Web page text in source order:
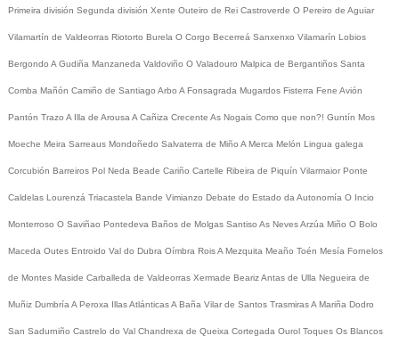
Primeira división Segunda división Xente Outeiro de Rei Castroverde O Pereiro de Aguiar
Vilamartín de Valdeorras Riotorto Burela O Corgo Becerreá Sanxenxo Vilamarín Lobios
Bergondo A Gudiña Manzaneda Valdoviño O Valadouro Malpica de Bergantiños Santa
Comba Mañón Camiño de Santiago Arbo A Fonsagrada Mugardos Fisterra Fene Avión
Pantón Trazo A Illa de Arousa A Cañiza Crecente As Nogais Como que non?! Guntín Mos
Moeche Meira Sarreaus Mondoñedo Salvaterra de Miño A Merca Melón Lingua galega
Corcubión Barreiros Pol Neda Beade Cariño Cartelle Ribeira de Piquín Vilarmaior Ponte
Caldelas Lourenzá Triacastela Bande Vimianzo Debate do Estado da Autonomía O Incio
Monterroso O Saviñao Pontedeva Baños de Molgas Santiso As NevesArzúa Miño O Bolo
Maceda Outes Entroido Val do Dubra Oímbra RoisA Mezquita Meaño Toén Mesía Fornelos
de Montes Maside Carballeda de Valdeorras Xermade BearizAntas de Ulla Negueira de
Muñiz Dumbría A Peroxa Illas AtlánticasA Baña Vilar de Santos TrasmirasA Mariña Dodro
San Sadurniño Castrelo do Val Chandrexa de Queixa Cortegada Ourol Toques Os Blancos